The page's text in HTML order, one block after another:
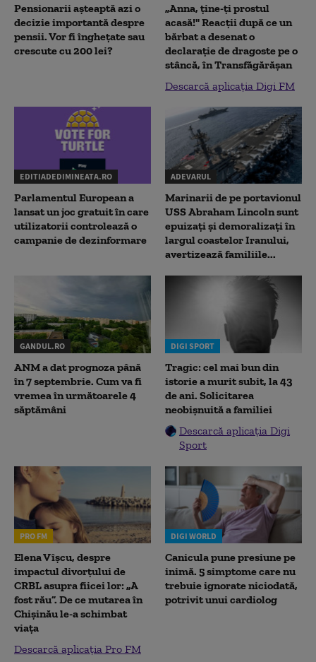
Pensionarii așteaptă azi o
decizie importantă despre
pensii. Vor fi înghețate sau
crescute cu 200 lei?
„Anna, ţine-ţi prostul
acasă!" Reacţii după ce un
bărbat a desenat o
declaraţie de dragoste pe o
stâncă, în Transfăgărăşan
Descarcă aplicația Digi FM
EDITIADEDIMINEATA.RO
Parlamentul European a
lansat un joc gratuit în care
utilizatorii controlează o
campanie de dezinformare
ADEVARUL
Marinarii de pe portavionul
USS Abraham Lincoln sunt
epuizați și demoralizați în
largul coastelor Iranului,
avertizează familiile...
GANDUL.RO
ANM a dat prognoza până
în 7 septembrie. Cum va fi
vremea în următoarele 4
săptămâni
DIGI SPORT
Tragic: cel mai bun din
istorie a murit subit, la 43
de ani. Solicitarea
neobișnuită a familiei
Descarcă aplicația Digi
Sport
PRO FM
Elena Vîșcu, despre
impactul divorțului de
CRBL asupra fiicei lor: „A
fost rău”. De ce mutarea în
Chișinău le-a schimbat
viața
Descarcă aplicația Pro FM
DIGI WORLD
Canicula pune presiune pe
inimă. 5 simptome care nu
trebuie ignorate niciodată,
potrivit unui cardiolog